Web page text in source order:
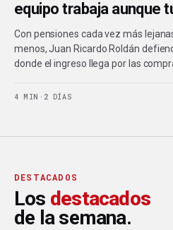
equipo trabaja aunque
Con pensiones cada vez más
menos, Juan Ricardo Roldán
donde el ingreso llega por las
4 MIN · 2 DÍAS
DESTACADOS
Los destacados
de la semana.